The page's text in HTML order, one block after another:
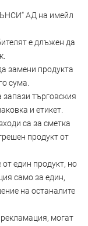
АД на имейл
е длъжен да
замени продукта
сума.
търговския
и етикет.
са за сметка
продукт от
от един продукт, но
само за един,
на останалите
могат